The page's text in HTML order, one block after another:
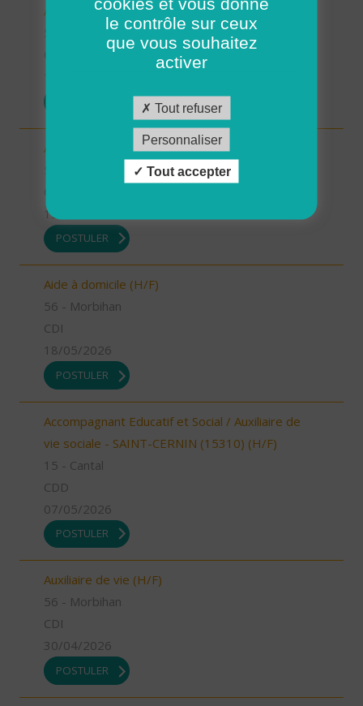
Auxiliaire de vie (H/F)
56 - Morbihan
Auxiliaire de vie (H/F)
19/05/2026
POSTULER
Aide à domicile (H/F)
56 - Morbihan
CDI
18/05/2026
POSTULER
Accompagnant Educatif et Social / Auxiliaire de
vie sociale - SAINT-CERNIN (15310) (H/F)
15 - Cantal
CDD
07/05/2026
POSTULER
Auxiliaire de vie (H/F)
56 - Morbihan
CDI
30/04/2026
POSTULER
le contrôle sur ceux
que vous souhaitez
activer
Tout refuser
Personnaliser
Tout accepter